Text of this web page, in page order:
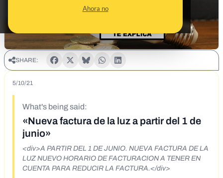
Ahora no
SHARE:
5/10/21
What's being said:
«Nueva factura de la luz a partir del 1 de
junio»
<div>A PARTIR DEL 1 DE JUNIO. NUEVA FACTURA DE LA
LUZ NUEVO HORARIO DE FACTURACION A TENER EN
CUENTA PARA REDUCIR LA FACTURA.</div>